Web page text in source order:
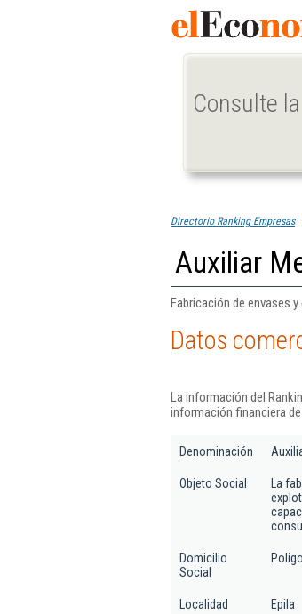
Consulte
Directorio Ranking Empresas
Auxiliar
Fabricación de envases
Datos
La información del
información financiera de
Denominación
Objeto Social
La
Domicilio
Social
Localidad Epila